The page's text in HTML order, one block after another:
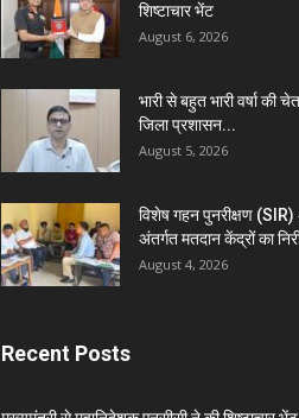
शिष्टाचार भेंट
August 6, 2026
भारी से बहुत भारी वर्षा की
जिला प्रशासन...
August 5, 2026
विशेष गहन पुनरीक्षण
अंतर्गत मतदान केंद्रों का
August 4, 2026
Recent Posts